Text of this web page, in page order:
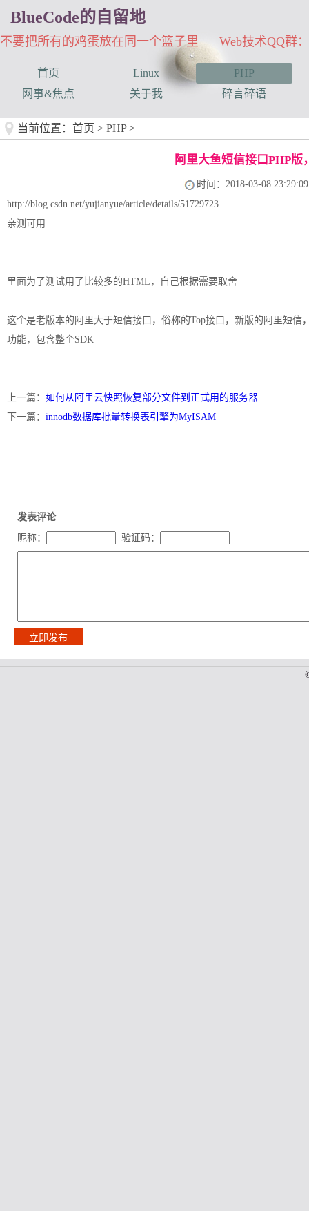
BlueCode的自留地
不要把所有的鸡蛋放在同一个篮子里 Web技术QQ群：
首页 Linux
PHP
网事&焦点
关于我 碎言碎语
当前位置： 首页 > PHP>
阿里大鱼短信接口PHP版
时间：2018-03-08 23:29:09
http://blog.csdn.net/yujianyue/article/details/51729723
亲测可用
里面为了测试用了比较多的HTML，自己根据需要取舍
这个是老版本的阿里大于短信接口，俗称的Top接口，新版的阿里短
功能，包含整个SDK
上一篇： 如何从阿里云快照恢复部分文件到正式用的服务器
下一篇： innodb数据库批量转换表引擎为MyISAM
发表评论
昵称：
验证码：